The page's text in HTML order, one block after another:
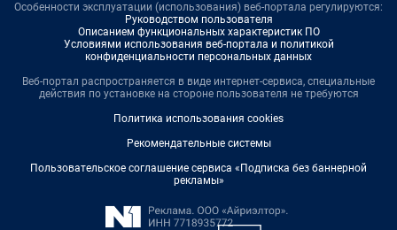
Особенности эксплуатации (использования) веб-портала регулируются:
Руководством пользователя
Описанием функциональных характеристик ПО
Условиями использования веб-портала и политикой
конфиденциальности персональных данных
Веб-портал распространяется в виде интернет-сервиса, специальные
действия по установке на стороне пользователя не требуются
Политика использования cookies
Рекомендательные системы
Пользовательское соглашение сервиса «Подписка без баннерной
рекламы»